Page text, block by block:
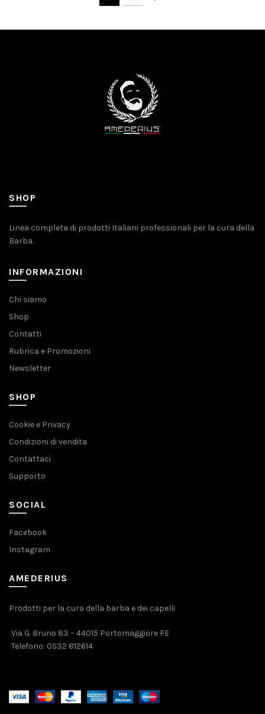
SHOP
Linea completa di prodotti Italiani professionali per la cura della
Barba.
INFORMAZIONI
Chi siamo
Shop
Contatti
Rubrica e Promozioni
Newsletter
SHOP
Cookie e Privacy
Condizioni di vendita
Contattaci
Supporto
SOCIAL
Facebook
Instagram
AMEDERIUS
Prodotti per la cura della barba e dei capelli
Via G. Bruno 83 – 44015 Portomaggiore FE
Telefono: 0532 812614